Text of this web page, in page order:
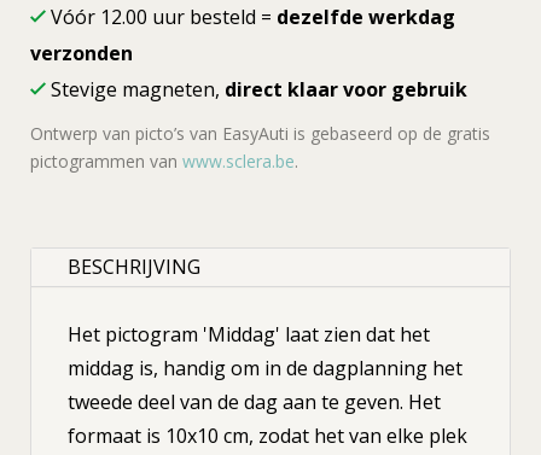
Vóór 12.00 uur besteld = dezelfde werkdag
verzonden
Stevige magneten, direct klaar voor gebruik
Ontwerp van picto’s van EasyAuti is gebaseerd op de gratis
pictogrammen van www.sclera.be.
BESCHRIJVING
Het pictogram 'Middag' laat zien dat het
middag is, handig om in de dagplanning het
tweede deel van de dag aan te geven. Het
formaat is 10x10 cm, zodat het van elke plek